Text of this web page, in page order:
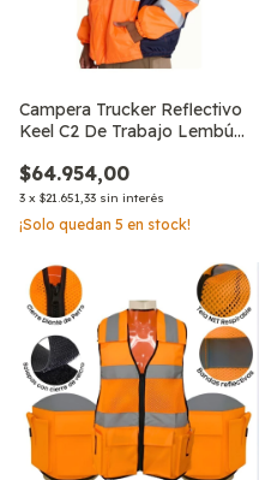
Campera Trucker Reflectivo
Keel C2 De Trabajo Lembú
$64.954,00
3 x $21.651,33 sin interés
¡Solo quedan 5 en stock!